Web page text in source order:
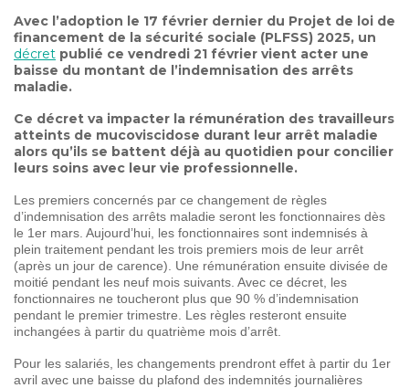
Avec l’adoption le 17 février dernier du Projet de loi de
financement de la sécurité sociale (PLFSS) 2025, un
décret publié ce vendredi 21 février vient acter une
baisse du montant de l’indemnisation des arrêts
maladie.
Ce décret va impacter la rémunération des travailleurs
atteints de mucoviscidose durant leur arrêt maladie
alors qu’ils se battent déjà au quotidien pour concilier
leurs soins avec leur vie professionnelle.
Les premiers concernés par ce changement de règles
d’indemnisation des arrêts maladie seront les fonctionnaires dès
le 1er mars. Aujourd’hui, les fonctionnaires sont indemnisés à
plein traitement pendant les trois premiers mois de leur arrêt
(après un jour de carence). Une rémunération ensuite divisée de
moitié pendant les neuf mois suivants. Avec ce décret, les
fonctionnaires ne toucheront plus que 90 % d’indemnisation
pendant le premier trimestre. Les règles resteront ensuite
inchangées à partir du quatrième mois d’arrêt.
Pour les salariés, les changements prendront effet à partir du 1er
avril avec une baisse du plafond des indemnités journalières